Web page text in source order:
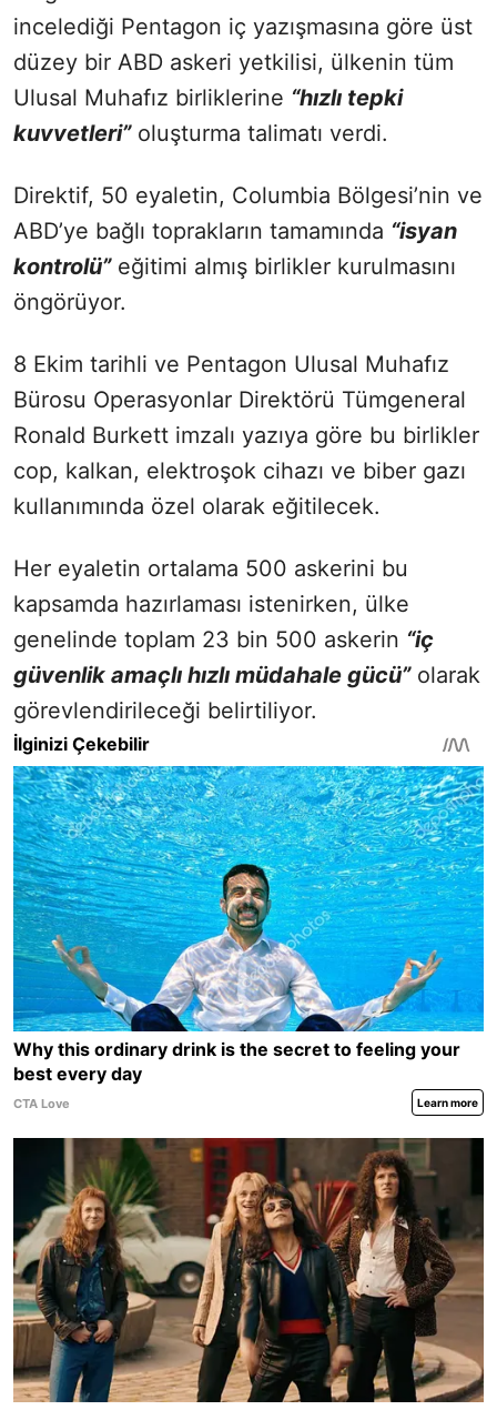
incelediği Pentagon iç yazışmasına göre üst
düzey bir ABD askeri yetkilisi, ülkenin tüm
Ulusal Muhafız birliklerine “hızlı tepki
kuvvetleri”oluşturma talimatı verdi.
Direktif, 50 eyaletin, Columbia Bölgesi’nin ve
ABD’ye bağlı toprakların tamamında “isyan
kontrolü”eğitimi almış birlikler kurulmasını
öngörüyor.
8 Ekim tarihli ve Pentagon Ulusal Muhafız
Bürosu Operasyonlar Direktörü Tümgeneral
Ronald Burkett imzalı yazıya göre bu birlikler
cop, kalkan, elektroşok cihazı ve biber gazı
kullanımında özel olarak eğitilecek.
Her eyaletin ortalama 500 askerini bu
kapsamda hazırlaması istenirken, ülke
genelinde toplam 23 bin 500 askerin “iç
güvenlik amaçlı hızlı müdahale gücü”olarak
görevlendirileceği belirtiliyor.